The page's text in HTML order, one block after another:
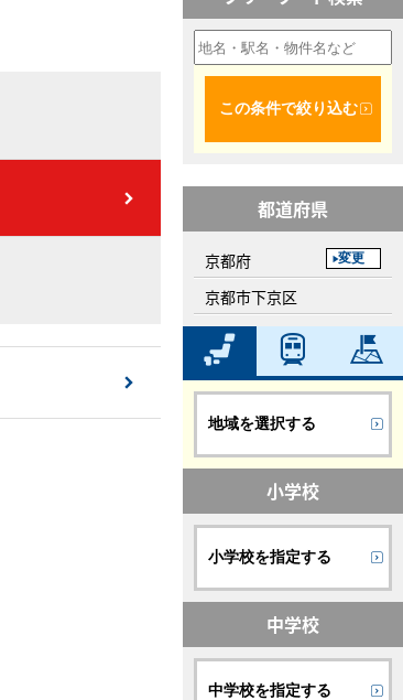
この条件で絞り込む
都道府県
京都府 変更
京都市下京区
地域を選択する
小学校
小学校を指定する
中学校
中学校を指定する